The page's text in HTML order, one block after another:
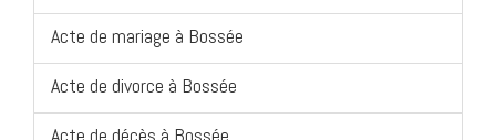
Acte de mariage à Bossée
Acte de divorce à Bossée
Acte de décès à Bossée